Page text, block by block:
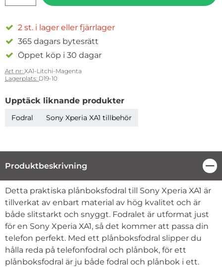
2 st. i lager eller fjärrlager
365 dagars bytesrätt
Öppet köp i 30 dagar
Art nr: XA1-Litchi-Magenta
Lagerplats: D19-10
Upptäck liknande produkter
Fodral Sony Xperia XA1 tillbehör
Produktbeskrivning
Produktbeskrivning
Detta praktiska plånboksfodral till Sony Xperia XA1 är
tillverkat av enbart material av hög kvalitet och är
både slitstarkt och snyggt. Fodralet är utformat just
för en Sony Xperia XA1, så det kommer att passa din
telefon perfekt. Med ett plånboksfodral slipper du
hålla reda på telefonfodral och plånbok, för ett
plånboksfodral är ju både fodral och plånbok i ett.